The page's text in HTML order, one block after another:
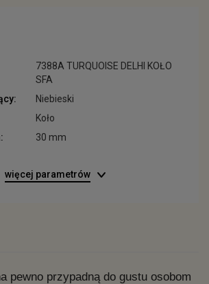
7388A TURQUOISE DELHI KOŁO
SFA
Niebieski
Koło
30 mm
więcej parametrów
pewno przypadną do gustu osobom